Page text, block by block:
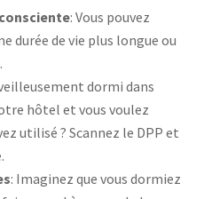
: Vous pouvez
durée de vie plus longue ou
dormi dans
hôtel et vous voulez
utilisé ? Scannez le DPP et
: Imaginez que vous dormiez